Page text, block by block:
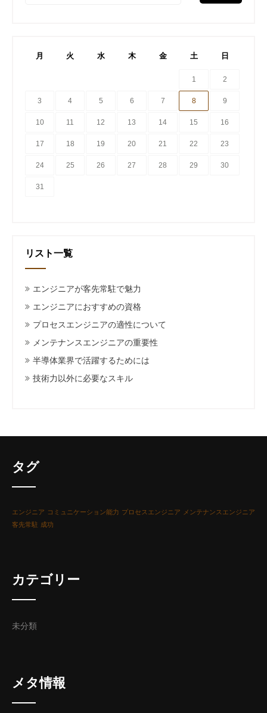
月 火 水 木 金 土 日
1 2
3 4 5 6 7 8 9
10 11 12 13 14 15 16
17 18 19 20 21 22 23
24 25 26 27 28 29 30
31
リスト一覧
エンジニアが客先常駐で魅力
エンジニアにおすすめの資格
プロセスエンジニアの適性について
メンテナンスエンジニアの重要性
半導体業界で活躍するためには
技術力以外に必要なスキル
タグ
エンジニア コミュニケーション能力 プロセスエンジニア
メンテナンスエンジニア
客先常駐 成功
カテゴリー
未分類
メタ情報